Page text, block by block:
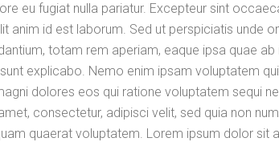
eu fugiat nulla pariatur. Excepteur sint
anim id est laborum. Sed ut perspiciatis unde
totam rem aperiam, eaque ipsa quae
explicabo. Nemo enim ipsam voluptatem
dolores eos qui ratione voluptatem sequi
consectetur, adipisci velit, sed quia non
quaerat voluptatem. Lorem ipsum dolor sit